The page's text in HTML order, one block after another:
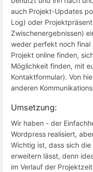
auch Projekt-Updates
Log) oder
Zwischenergebnissen)
weder perfekt noch final
Projekt online finden,
Möglichkeit finden, mit
Kontaktformular). Von
anderen
Umsetzung:
Wir haben - der
Wordpress realisiert,
Wichtig ist, dass sich
erweitern lässt, denn
im Verlauf der